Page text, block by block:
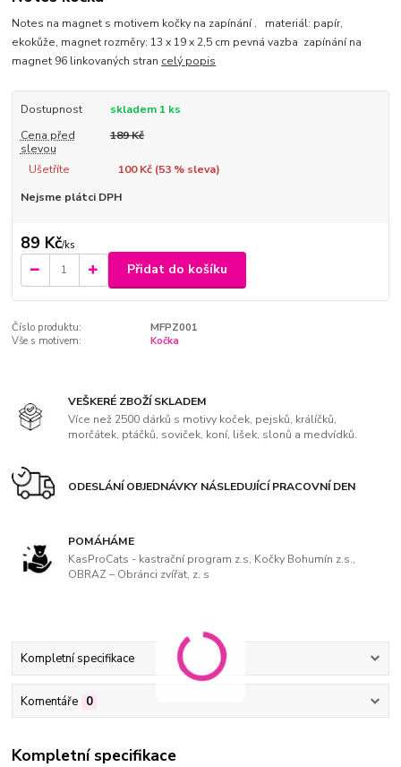
Notes na magnet s motivem kočky na zapínání . materiál: papír,
ekokůže, magnet rozměry: 13 x 19 x 2,5 cm pevná vazba zapínání na
magnet 96 linkovaných stran celý popis
Dostupnost
skladem 1 ks
Cena před
slevou
189 Kč
Ušetříte 100 Kč (53% sleva)
Nejsme plátci DPH
89 Kč/ks
Přidat do košíku
Číslo produktu:
MFPZ001
Vše s motivem:
Kočka
VEŠKERÉ ZBOŽÍ SKLADEM
Více než 2500 dárků s motivy koček, pejsků, králíčků,
morčátek, ptáčků, soviček, koní, lišek, slonů a medvídků.
ODESLÁNÍ OBJEDNÁVKY NÁSLEDUJÍCÍ PRACOVNÍ DEN
POMÁHÁME
KasProCats - kastrační program z.s, Kočky Bohumín z.s.,
OBRAZ – Obránci zvířat, z. s
Kompletní specifikace
Komentáře 0
Kompletní specifikace